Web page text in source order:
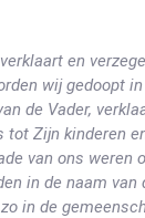
en
wij gedoopt
de Vader,
tot Zijn kinderen
van ons weren
in de naam
in de